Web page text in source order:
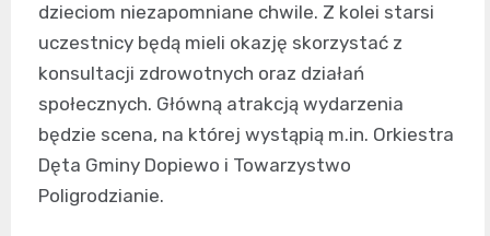
dzieciom niezapomniane chwile. Z kolei starsi
uczestnicy będą mieli okazję skorzystać z
konsultacji zdrowotnych oraz działań
społecznych. Główną atrakcją wydarzenia
będzie scena, na której wystąpią m.in. Orkiestra
Dęta Gminy Dopiewo i Towarzystwo
Poligrodzianie.